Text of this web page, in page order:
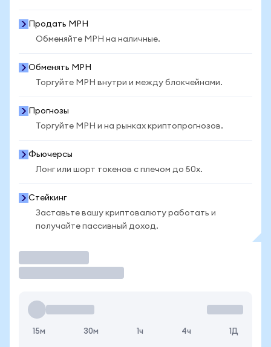
Продать MPH
Обменяйте MPH на наличные.
Обменять MPH
Торгуйте MPH внутри и между блокчейнами.
Прогнозы
Торгуйте MPH и на рынках криптопрогнозов.
Фьючерсы
Лонг или шорт токенов с плечом до 50x.
Стейкинг
Заставьте вашу криптовалюту работать и
получайте пассивный доход.
15м 30м 1ч 4ч 1Д